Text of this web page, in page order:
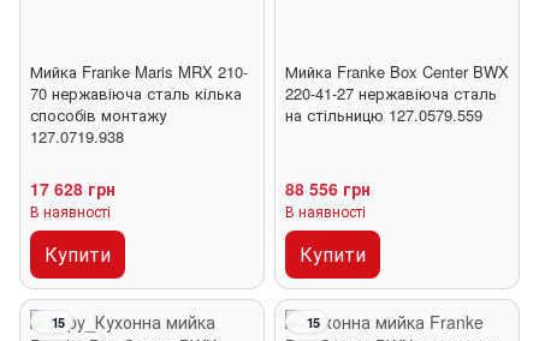
Мийка Franke Maris MRX 210-
70 нержавіюча сталь кілька
способів монтажу
127.0719.938
17 628 грн
В наявності
Купити
Мийка Franke Box Center BWX
220-41-27 нержавіюча сталь
на стільницю 127.0579.559
88 556 грн
В наявності
Купити
15
15